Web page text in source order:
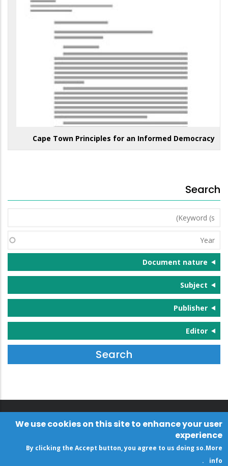
Cape Town Principles for an Informed Democracy
Search
Keyword
(s)
Year
Document nature
Subject
Publisher
Editor
We use cookies on this site to enhance your user
experience
By clicking the Accept button, you agree to us doing so.More
info
.